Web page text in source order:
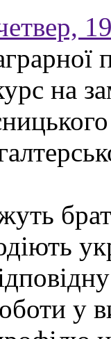
на
у